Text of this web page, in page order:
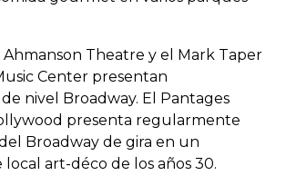
Ahmanson Theatre y el Mark Taper
Center presentan
nivel Broadway. El Pantages
presenta regularmente
Broadway de gira en un
art-déco de los años 30.